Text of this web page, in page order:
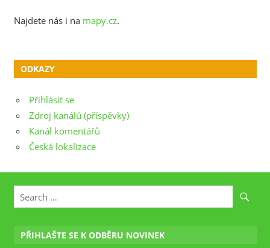
Najdete nás i na mapy.cz.
ODKAZY
Přihlásit se
Zdroj kanálů (příspěvky)
Kanál komentářů
Česká lokalizace
PŘIHLAŠTE SE K ODBĚRU NOVINEK